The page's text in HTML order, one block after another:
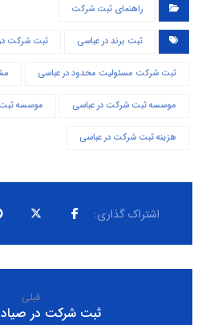
راهنمای ثبت شرکت
ثبت برند در عباسی ثبت شرکت
ثبت شرکت مسئولیت محدود در عباسی
موسسه ثبت شرکت در عباسی موسسه
هزینه ثبت شرکت در عباسی
قبلی
ثبت شرکت در صیاد